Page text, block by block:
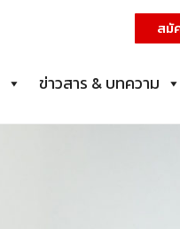
สมั
ข่าวสาร & บทความ